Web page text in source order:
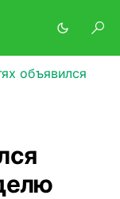
объявился